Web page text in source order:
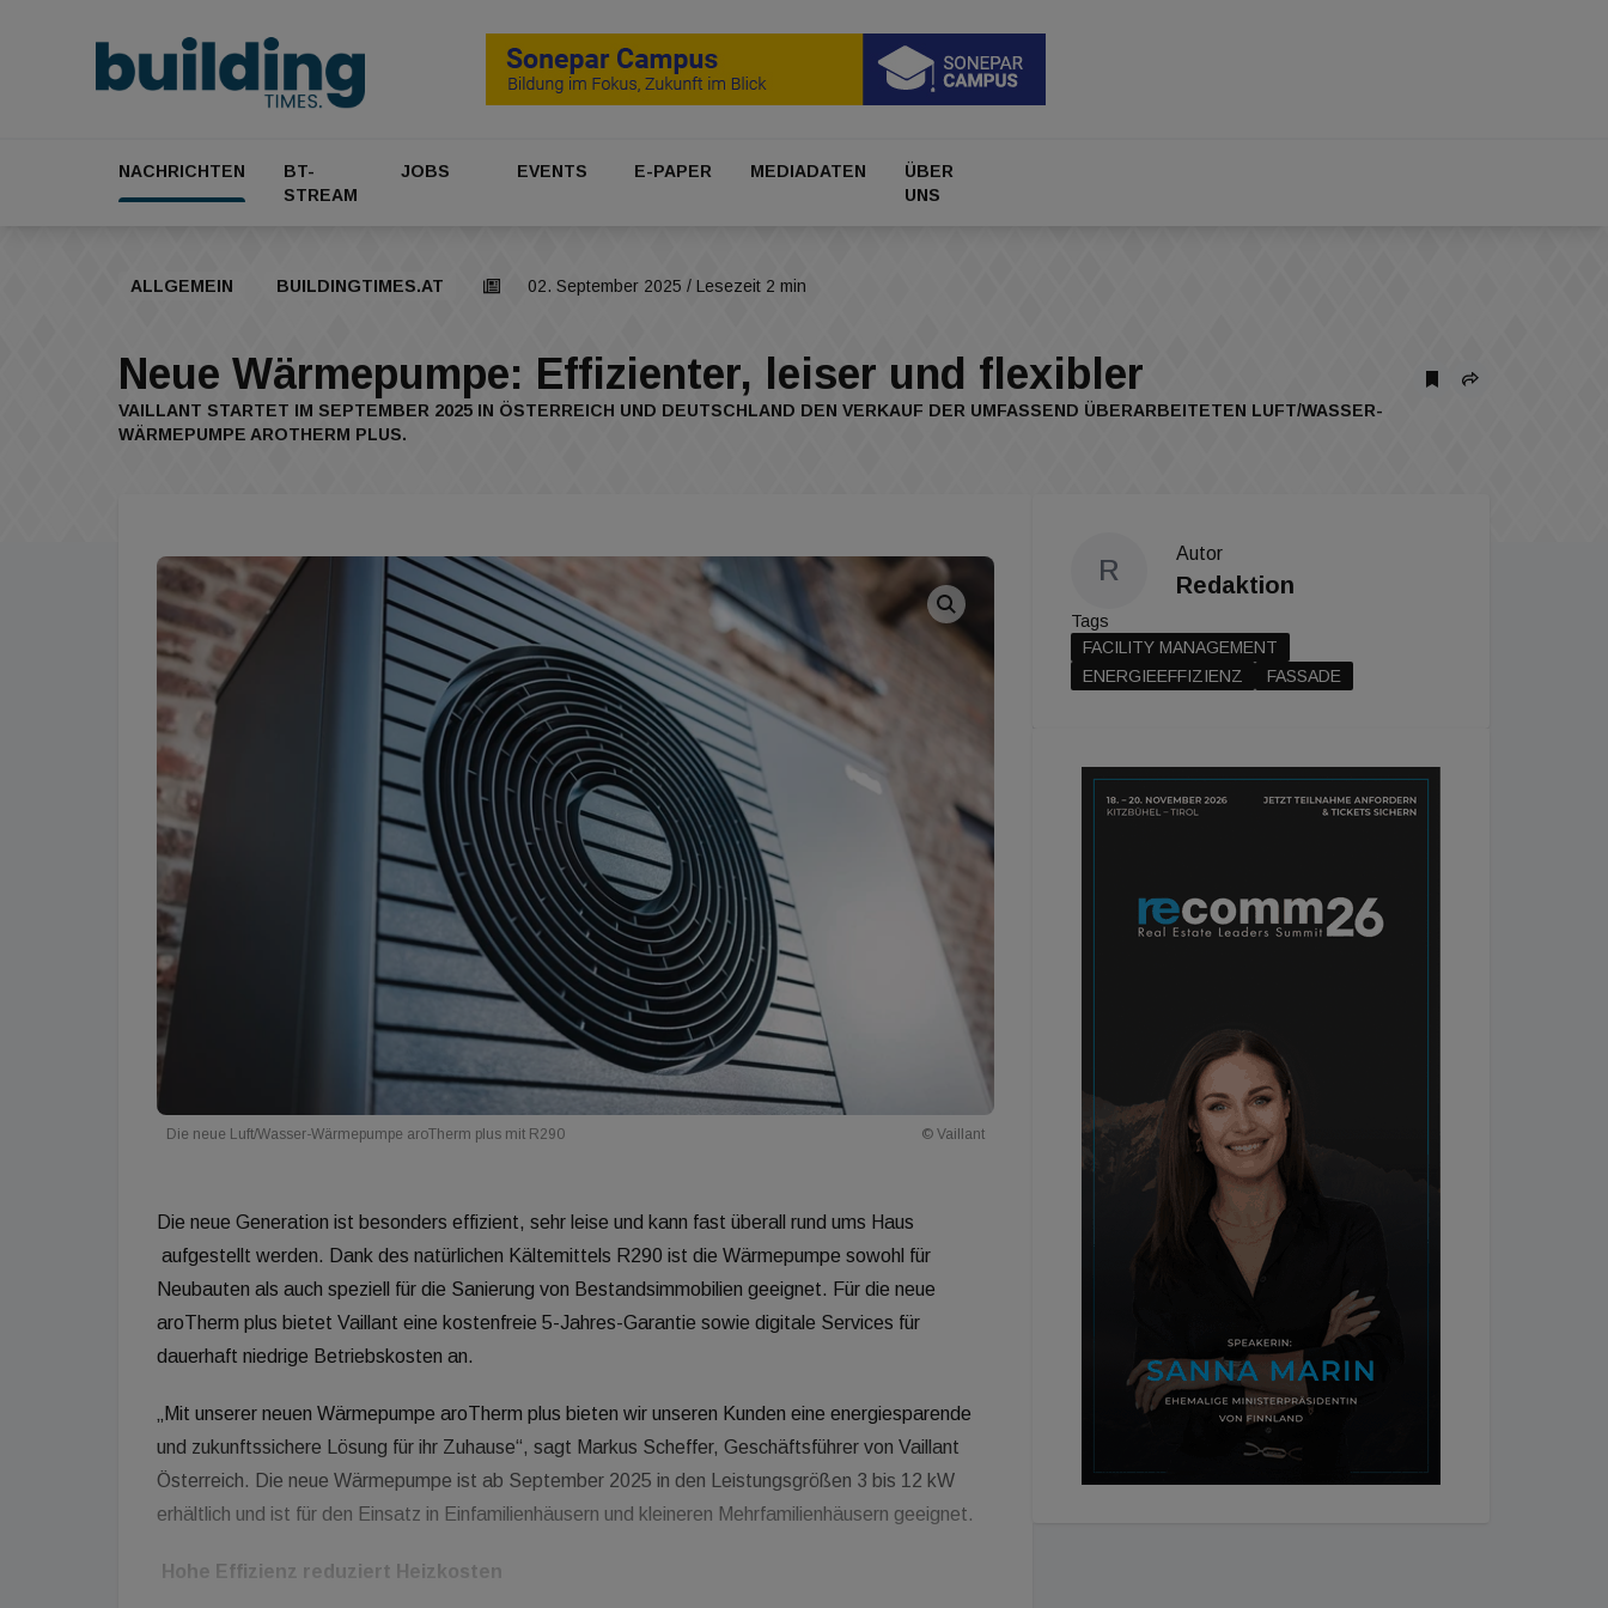
NACHRICHTEN
BT-
STREAM
JOBS EVENTS E-PAPER MEDIADATEN
ÜBER
UNS
ALLGEMEIN BUILDINGTIMES.AT 02. September 2025 / Lesezeit 2 min
Neue Wärmepumpe: Effizienter, leiser und flexibler
VAILLANT STARTET IM SEPTEMBER 2025 IN ÖSTERREICH UND DEUTSCHLAND DEN VERKAUF DER UMFASSEND ÜBERARBEITETEN LUFT/WASSER-
WÄRMEPUMPE AROTHERM PLUS.
Die neue Luft/Wasser-Wärmepumpe aroTherm plus mit R290 © Vaillant
Die neue Generation ist besonders effizient, sehr leise und kann fast überall rund ums Haus
aufgestellt werden. Dank des natürlichen Kältemittels R290 ist die Wärmepumpe sowohl für
Neubauten als auch speziell für die Sanierung von Bestandsimmobilien geeignet. Für die neue
aroTherm plus bietet Vaillant eine kostenfreie 5-Jahres-Garantie sowie digitale Services für
dauerhaft niedrige Betriebskosten an.
„Mit unserer neuen Wärmepumpe aroTherm plus bieten wir unseren Kunden eine energiesparende
und zukunftssichere Lösung für ihr Zuhause“, sagt Markus Scheffer, Geschäftsführer von Vaillant
Österreich. Die neue Wärmepumpe ist ab September 2025 in den Leistungsgrößen 3 bis 12 kW
erhältlich und ist für den Einsatz in Einfamilienhäusern und kleineren Mehrfamilienhäusern geeignet.
Hohe Effizienz reduziert Heizkosten
R
Autor
Redaktion
Tags
FACILITY MANAGEMENT
ENERGIEEFFIZIENZ
FASSADE